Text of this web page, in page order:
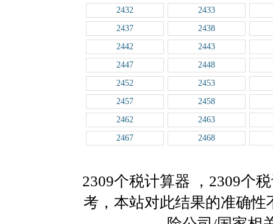
2432
2433
2437
2438
2442
2443
2447
2448
2452
2453
2457
2458
2462
2463
2467
2468
2309个税计算器
，2309个
考，本站对此结果的准确